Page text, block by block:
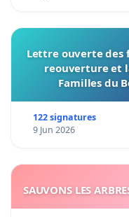
Lettre ouverte des
reouverture et
Familles du
122 signatures
9 Jun 2026
SAUVONS LES